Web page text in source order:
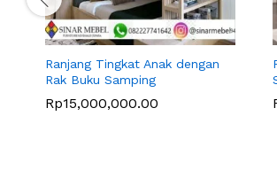
Ranjang Tingkat Anak dengan
Rak Buku Samping
Rp15,000,000.00